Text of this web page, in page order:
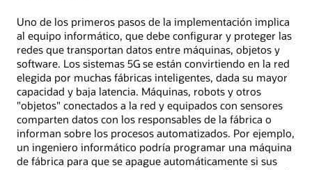
Uno de los primeros pasos de la implementación implica
al equipo informático, que debe configurar y proteger las
redes que transportan datos entre máquinas, objetos y
software. Los sistemas 5G se están convirtiendo en la red
elegida por muchas fábricas inteligentes, dada su mayor
capacidad y baja latencia. Máquinas, robots y otros
"objetos" conectados a la red y equipados con sensores
comparten datos con los responsables de la fábrica o
informan sobre los procesos automatizados. Por ejemplo,
un ingeniero informático podría programar una máquina
de fábrica para que se apague automáticamente si sus